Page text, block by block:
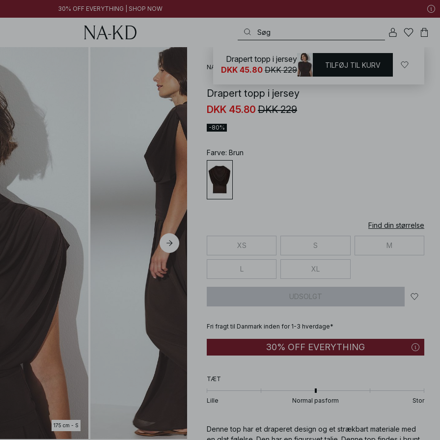
30% OFF EVERYTHING | SHOP NOW
175 cm - S
NA-KD / T-shirts og Toppe / Ærmeløse toppe
Drapert topp i jersey
DKK 45.80 DKK 229
-80%
Farve: Brun
Find din størrelse
XS S M
L XL
UDSOLGT
Fri fragt til Danmark inden for 1-3 hverdage*
30% OFF EVERYTHING
TÆT
Lille Normal pasform Stor
Denne top har et draperet design og et strækbart materiale med
Drapert topp i jersey
DKK 45.80 DKK 229 TILFØJ TIL KURV